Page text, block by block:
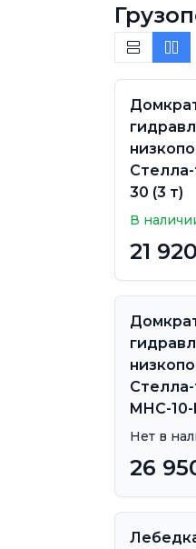
Стелла-
30 (3 т)
В
21
MHC-10-
Нет в
26